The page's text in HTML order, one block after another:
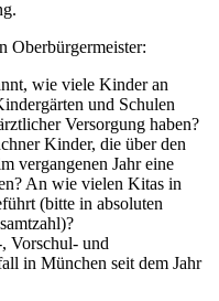
Oberbürgermeister:
wie viele Kinder an
und Schulen
Versorgung haben?
Kinder, die über den
vergangenen Jahr eine
An wie vielen Kitas in
(bitte in absoluten
Vorschul- und
in München seit dem Jahr